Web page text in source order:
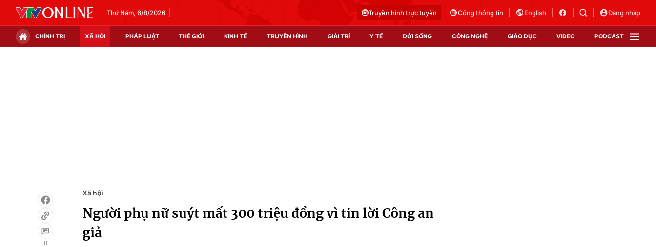
Thứ Năm, 6/8/2026 Truyền hình trực tuyến Cổng thông tin English Đăng nhập
CHÍNH TRỊ XÃ HỘI PHÁP LUẬT THẾ GIỚI KINH TẾ TRUYỀN HÌNH GIẢI TRÍ Y TẾ ĐỜI SỐNG CÔNG NGHỆ GIÁO DỤC VIDEO PODCAST
Infographic
0
Xã hội
Người phụ nữ suýt mất 300 triệu đồng vì tin lời Công an
giả